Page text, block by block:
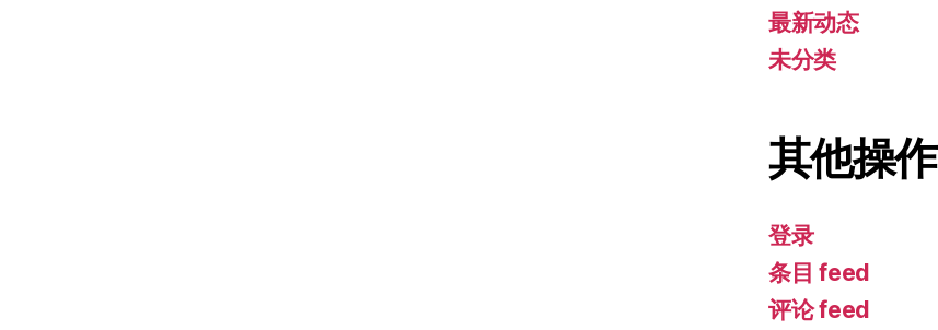
最新动态
未分类
其他操作
登录
条目 feed
评论 feed